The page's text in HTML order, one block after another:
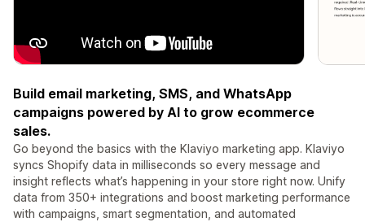
Build email marketing, SMS, and WhatsApp
campaigns powered by AI to grow ecommerce
sales.
Go beyond the basics with the Klaviyo marketing app. Klaviyo
syncs Shopify data in milliseconds so every message and
insight reflects what’s happening in your store right now. Unify
data from 350+ integrations and boost marketing performance
with campaigns, smart segmentation, and automated